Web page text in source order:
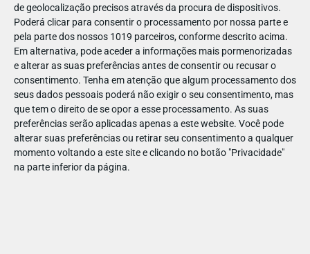
de geolocalização precisos através da procura de dispositivos.
Poderá clicar para consentir o processamento por nossa parte e
pela parte dos nossos 1019 parceiros, conforme descrito acima.
Em alternativa, pode aceder a informações mais pormenorizadas
e alterar as suas preferências antes de consentir ou recusar o
consentimento. Tenha em atenção que algum processamento dos
seus dados pessoais poderá não exigir o seu consentimento, mas
que tem o direito de se opor a esse processamento. As suas
preferências serão aplicadas apenas a este website. Você pode
alterar suas preferências ou retirar seu consentimento a qualquer
momento voltando a este site e clicando no botão "Privacidade"
na parte inferior da página.
22
638461334428694